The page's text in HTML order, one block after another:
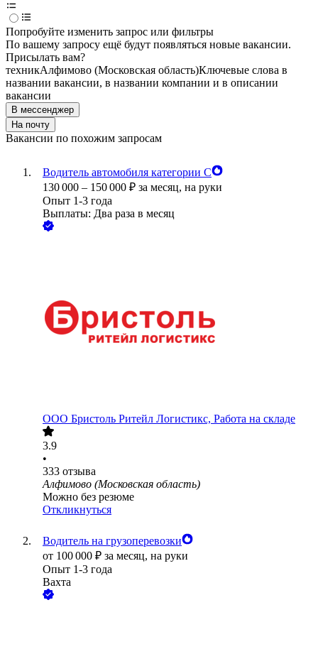
Попробуйте изменить запрос или фильтры
По вашему запросу ещё будут появляться новые вакансии.
Присылать вам?
техникАлфимово (Московская область)Ключевые слова в
названии вакансии, в названии компании и в описании
вакансии
В мессенджер
На почту
Вакансии по похожим запросам
Водитель автомобиля категории С
130 000 – 150 000 ₽ за месяц, на руки
Опыт 1-3 года
Выплаты: Два раза в месяц
ООО Бристоль Ритейл Логистикс, Работа на складе
3.9
•
333 отзыва
Алфимово (Московская область)
Можно без резюме
Откликнуться
Водитель на грузоперевозки
от 100 000 ₽ за месяц, на руки
Опыт 1-3 года
Вахта